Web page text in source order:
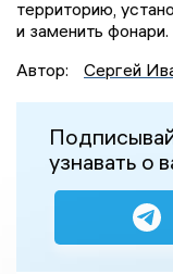
территорию,
и заменить фонари.
Автор:
Сергей
узнавать о